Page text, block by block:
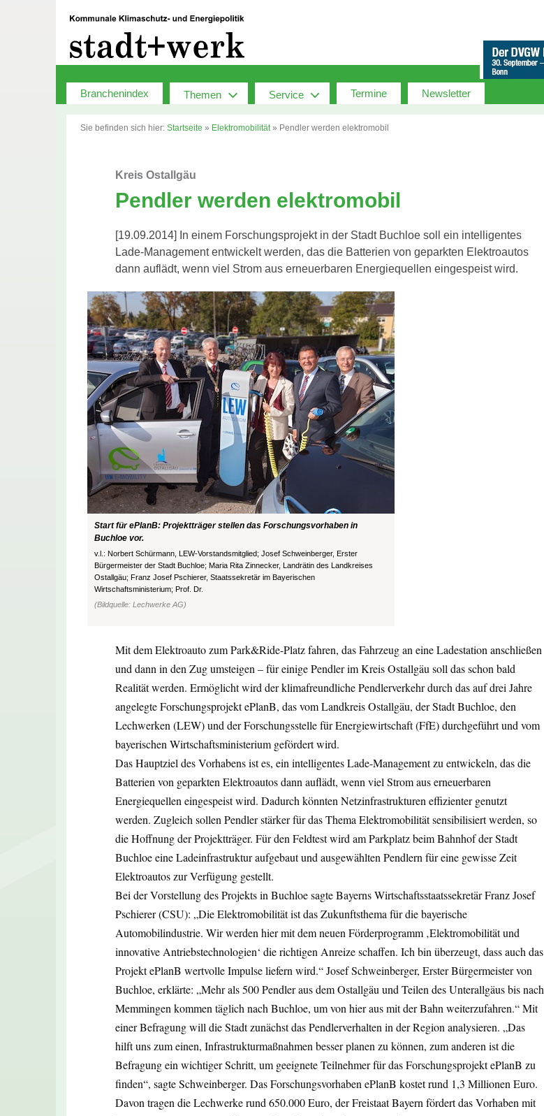
Branchenindex Themen Service Termine Newsletter
Sie befinden sich hier: Startseite » Elektromobilität» Pendler werden elektromobil
Kreis Ostallgäu
Pendler werden elektromobil
[19.09.2014] In einem Forschungsprojekt in der Stadt Buchloe soll ein intelligentes
Lade-Management entwickelt werden, das die Batterien von geparkten Elektroautos
dann auflädt, wenn viel Strom aus erneuerbaren Energiequellen eingespeist wird.
Start für ePlanB: Projektträger stellen das Forschungsvorhaben in
Buchloe vor.
v.l.: Norbert Schürmann, LEW-Vorstandsmitglied; Josef Schweinberger, Erster
Bürgermeister der Stadt Buchloe; Maria Rita Zinnecker, Landrätin des Landkreises
Ostallgäu; Franz Josef Pschierer, Staatssekretär im Bayerischen
Wirtschaftsministerium; Prof. Dr.
(Bildquelle: Lechwerke AG)
Mit dem Elektroauto zum Park&Ride-Platz fahren, das Fahrzeug an eine Ladestation anschließen
und dann in den Zug umsteigen – für einige Pendler im Kreis Ostallgäu soll das schon bald
Realität werden. Ermöglicht wird der klimafreundliche Pendlerverkehr durch das auf drei Jahre
angelegte Forschungsprojekt ePlanB, das vom Landkreis Ostallgäu, der Stadt Buchloe, den
Lechwerken (LEW) und der Forschungsstelle für Energiewirtschaft (FfE) durchgeführt und vom
bayerischen Wirtschaftsministerium gefördert wird.
Das Hauptziel des Vorhabens ist es, ein intelligentes Lade-Management zu entwickeln, das die
Batterien von geparkten Elektroautos dann auflädt, wenn viel Strom aus erneuerbaren
Energiequellen eingespeist wird. Dadurch könnten Netzinfrastrukturen effizienter genutzt
werden. Zugleich sollen Pendler stärker für das Thema Elektromobilität sensibilisiert werden, so
die Hoffnung der Projektträger. Für den Feldtest wird am Parkplatz beim Bahnhof der Stadt
Buchloe eine Ladeinfrastruktur aufgebaut und ausgewählten Pendlern für eine gewisse Zeit
Elektroautos zur Verfügung gestellt.
Bei der Vorstellung des Projekts in Buchloe sagte Bayerns Wirtschaftsstaatssekretär Franz Josef
Pschierer (CSU): „Die Elektromobilität ist das Zukunftsthema für die bayerische
Automobilindustrie. Wir werden hier mit dem neuen Förderprogramm ‚Elektromobilität und
innovative Antriebstechnologien‘ die richtigen Anreize schaffen. Ich bin überzeugt, dass auch das
Projekt ePlanB wertvolle Impulse liefern wird.“ Josef Schweinberger, Erster Bürgermeister von
Buchloe, erklärte: „Mehr als 500 Pendler aus dem Ostallgäu und Teilen des Unterallgäus bis nach
Memmingen kommen täglich nach Buchloe, um von hier aus mit der Bahn weiterzufahren.“ Mit
einer Befragung will die Stadt zunächst das Pendlerverhalten in der Region analysieren. „Das
hilft uns zum einen, Infrastrukturmaßnahmen besser planen zu können, zum anderen ist die
Befragung ein wichtiger Schritt, um geeignete Teilnehmer für das Forschungsprojekt ePlanB zu
finden“, sagte Schweinberger. Das Forschungsvorhaben ePlanB kostet rund 1,3 Millionen Euro.
Davon tragen die Lechwerke rund 650.000 Euro, der Freistaat Bayern fördert das Vorhaben mit